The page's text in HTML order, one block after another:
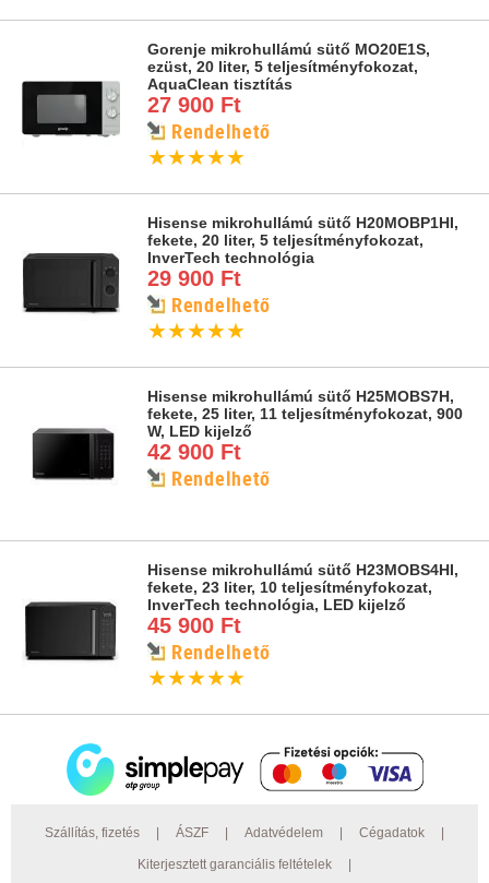
Gorenje mikrohullámú sütő MO20E1S,
ezüst, 20 liter, 5 teljesítményfokozat,
AquaClean tisztítás
27 900 Ft
Rendelhető
★★★★★
Hisense mikrohullámú sütő H20MOBP1HI,
fekete, 20 liter, 5 teljesítményfokozat,
InverTech technológia
29 900 Ft
Rendelhető
★★★★★
Hisense mikrohullámú sütő H25MOBS7H,
fekete, 25 liter, 11 teljesítményfokozat, 900
W, LED kijelző
42 900 Ft
Rendelhető
Hisense mikrohullámú sütő H23MOBS4HI,
fekete, 23 liter, 10 teljesítményfokozat,
InverTech technológia, LED kijelző
45 900 Ft
Rendelhető
★★★★★
Szállítás, fizetés ÁSZF Adatvédelem Cégadatok
Kiterjesztett garanciális feltételek